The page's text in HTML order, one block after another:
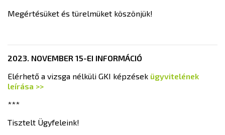
Megértésüket és türelmüket köszönjük!
2023. NOVEMBER 15-EI INFORMÁCIÓ
Elérhető a vizsga nélküli GKI képzések ügyvitelének
leírása >>
***
Tisztelt Ügyfeleink!